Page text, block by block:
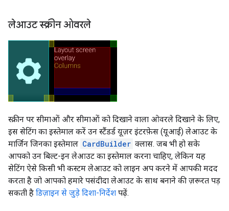
लेआउट स्क्रीन ओवरले
स्क्रीन पर सीमाओं और सीमाओं को दिखाने वाला ओवरले दिखाने के लिए,
इस सेटिंग का इस्तेमाल करें उन स्टैंडर्ड यूज़र इंटरफ़ेस (यूआई) लेआउट के
मार्जिन जिनका इस्तेमाल CardBuilder क्लास. जब भी हो सके
आपको उन बिल्ट-इन लेआउट का इस्तेमाल करना चाहिए, लेकिन यह
सेटिंग ऐसे किसी भी कस्टम लेआउट को लाइन अप करने में आपकी मदद
करता है जो आपको हमारे पसंदीदा लेआउट के साथ बनाने की ज़रूरत पड़
सकती है डिज़ाइन से जुड़े दिशा-निर्देश पढ़ें.